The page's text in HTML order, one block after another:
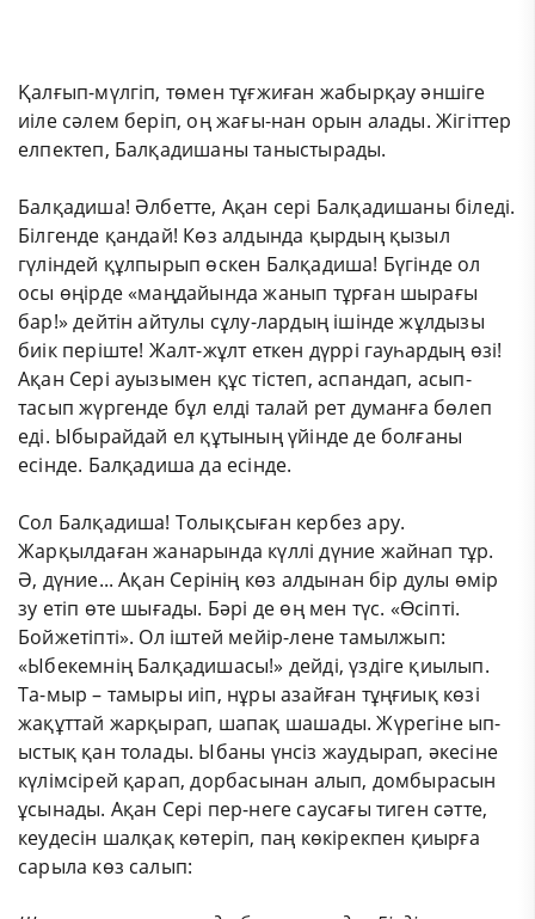
Қалғып-мүлгіп, төмен тұғжиған жабырқау әншіге
иіле сәлем беріп, оң жағы-нан орын алады. Жігіттер
елпектеп, Балқадишаны таныстырады.
Балқадиша! Әлбетте, Ақан сері Балқадишаны біледі.
Білгенде қандай! Көз алдында қырдың қызыл
гүліндей құлпырып өскен Балқадиша! Бүгінде ол
осы өңірде «маңдайында жанып тұрған шырағы
бар!» дейтін айтулы сұлу-лардың ішінде жұлдызы
биік періште! Жалт-жұлт еткен дүррі гауһардың өзі!
Ақан Сері ауызымен құс тістеп, аспандап, асып-
тасып жүргенде бұл елді талай рет думанға бөлеп
еді. Ыбырайдай ел құтының үйінде де болғаны
есінде. Балқадиша да есінде.
Сол Балқадиша! Толықсыған кербез ару.
Жарқылдаған жанарында күллі дүние жайнап тұр.
Ә, дүние... Ақан Серінің көз алдынан бір дулы өмір
зу етіп өте шығады. Бәрі де өң мен түс. «Өсіпті.
Бойжетіпті». Ол іштей мейір-лене тамылжып:
«Ыбекемнің Балқадишасы!» дейді, үздіге қиылып.
Та-мыр – тамыры иіп, нұры азайған тұңғиық көзі
жақұттай жарқырап, шапақ шашады. Жүрегіне ып-
ыстық қан толады. Ыбаны үнсіз жаудырап, әкесіне
күлімсірей қарап, дорбасынан алып, домбырасын
ұсынады. Ақан Сері пер-неге саусағы тиген сәтте,
кеудесін шалқақ көтеріп, паң көкірекпен қиырға
сарыла көз салып: